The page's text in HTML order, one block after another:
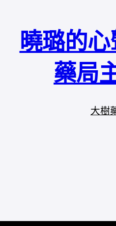
曉璐的
藥局
大樹